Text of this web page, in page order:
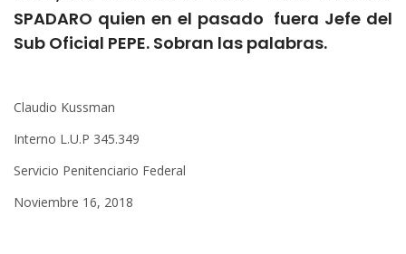
SPADARO quien en el pasado fuera Jefe del
Sub Oficial PEPE. Sobran las palabras.
Claudio Kussman
Interno L.U.P 345.349
Servicio Penitenciario Federal
Noviembre 16, 2018